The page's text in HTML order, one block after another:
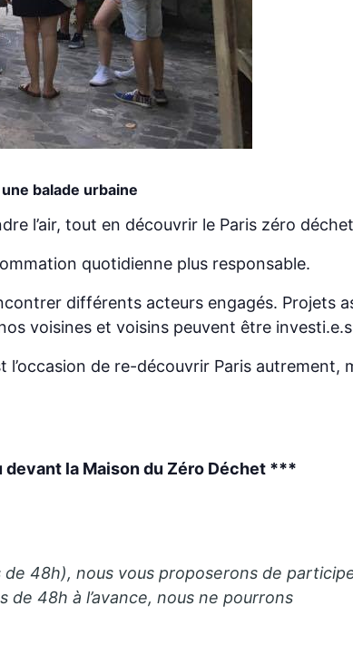
balade urbaine
l’air, tout en découvrir le Paris zéro
quotidienne plus responsable.
différents acteurs engagés. Projets
voisines et voisins peuvent être
de re-découvrir Paris autrement,
devant la Maison du Zéro Déchet ***
de 48h), nous vous proposerons de
48h à l’avance, nous ne pourrons